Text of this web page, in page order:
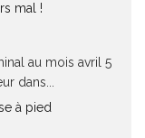
mal !
au mois avril 5
dans...
à pied